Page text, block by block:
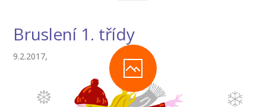
Bruslení 1. třídy
9.2.2017,